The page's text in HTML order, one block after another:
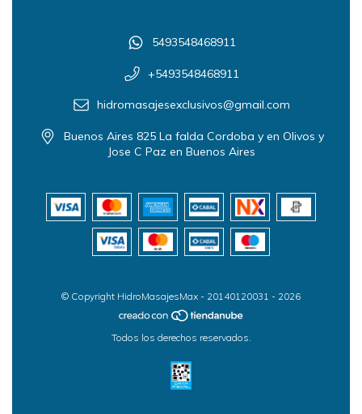
5493548468911
+5493548468911
hidromasajesexclusivos@gmail.com
Buenos Aires 825 La falda Cordoba y en Olivos y
Jose C Paz en Buenos Aires
© Copyright HidroMasajesMax - 20140120031 - 2026
Todos los derechos reservados.